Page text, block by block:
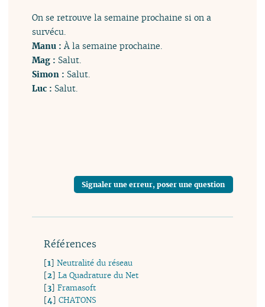
On se retrouve la semaine prochaine si on a
survécu.
Manu :À la semaine prochaine.
Mag : Salut.
Simon : Salut.
Luc : Salut.
Signaler une erreur, poser une question
Références
[1]Neutralité du réseau
[2]La Quadrature du Net
[3]Framasoft
[4]CHATONS